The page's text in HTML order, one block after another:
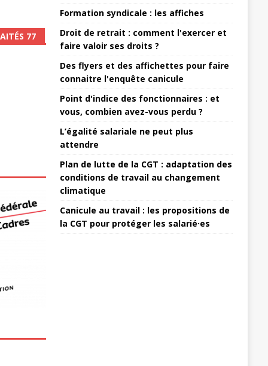
77
Formation syndicale : les affiches
Droit de retrait : comment l'exercer et
faire valoir ses droits ?
Des flyers et des affichettes pour faire
connaitre l'enquête canicule
Point d'indice des fonctionnaires : et
vous, combien avez-vous perdu ?
L’égalité salariale ne peut plus
attendre
Plan de lutte de la CGT : adaptation des
conditions de travail au changement
climatique
Canicule au travail : les propositions de
la CGT pour protéger les salarié·es